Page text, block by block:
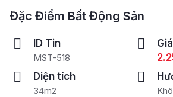
Đặc Điểm Bất Động Sản
ID Tin
MST-518
Diện tích
34m2